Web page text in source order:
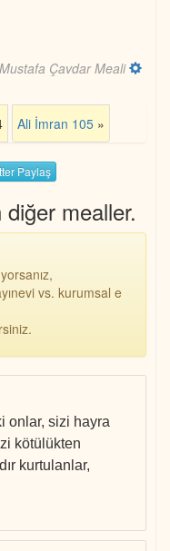
Mustafa Çavdar Meali
Ali İmran 105»
Paylaş
mealler.
vs. kurumsal e
onlar, sizi hayra
kötülükten
kurtulanlar,